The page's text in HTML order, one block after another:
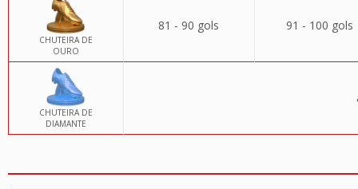
CHUTEIRA DE
OURO
81 - 90 gols 91 - 100 gols
CHUTEIRA DE
DIAMANTE